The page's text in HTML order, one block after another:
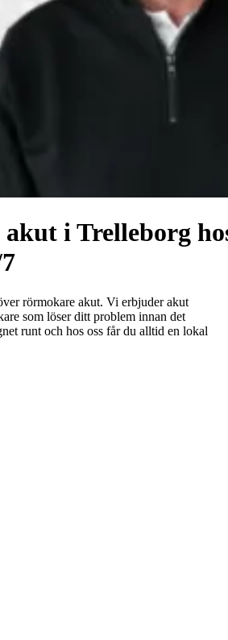
i Trelleborg
rörmokare akut. Vi erbjuder akut
som löser ditt problem innan det
runt och hos oss får du alltid en lokal